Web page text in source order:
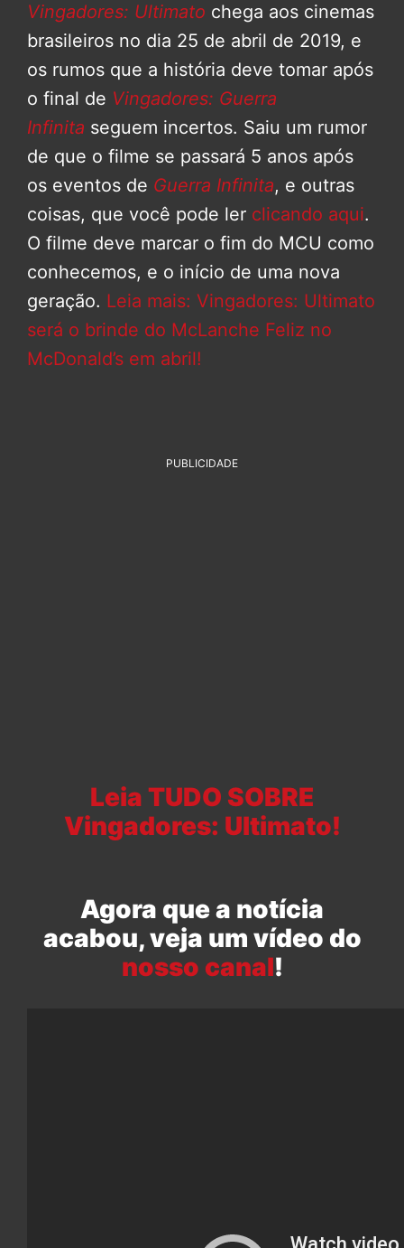
Vingadores: Ultimato chega aos cinemas
brasileiros no dia 25 de abril de 2019, e
os rumos que a história deve tomar após
o final de Vingadores: Guerra
Infinita seguem incertos. Saiu um rumor
de que o filme se passará 5 anos após
os eventos de Guerra Infinita, e outras
coisas, que você pode ler clicando aqui.
O filme deve marcar o fim do MCU como
conhecemos, e o início de uma nova
geração. Leia mais: Vingadores: Ultimato
será o brinde do McLanche Feliz no
McDonald’s em abril!
PUBLICIDADE
Leia TUDO SOBRE
Vingadores: Ultimato!
Agora que a notícia
acabou, veja um vídeo do
nosso canal!